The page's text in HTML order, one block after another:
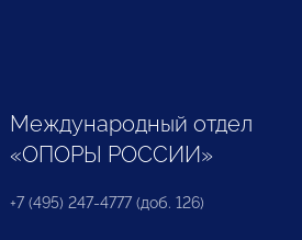
Международный отдел
«ОПОРЫ РОССИИ»
+7 (495) 247-4777 (доб. 126)